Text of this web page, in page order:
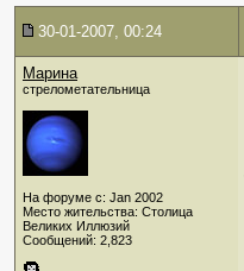
30-01-2007, 00:24
Марина
стрелометательница
На форуме с: Jan 2002
Место жительства: Столица
Великих Иллюзий
Сообщений: 2,823